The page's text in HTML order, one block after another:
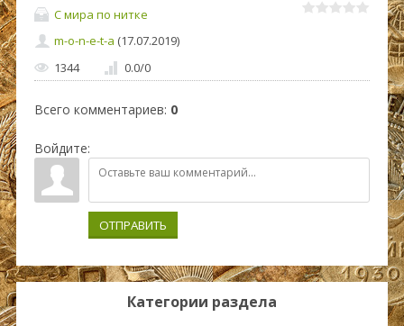
С мира по нитке
m-o-n-e-t-a (17.07.2019)
1344
0.0/0
Всего комментариев: 0
Войдите:
ОТПРАВИТЬ
Категории раздела